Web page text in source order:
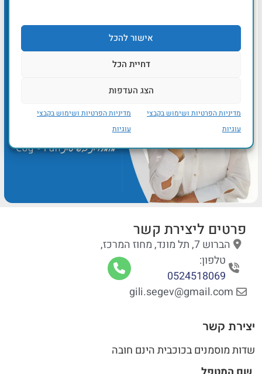
אישור להכל
דחיית הכל
הצג העדפות
מדיניות הפרטיות ושימוש בקבצי
עוגיות
מדיניות הפרטיות ושימוש בקבצי
עוגיות
פרטים ליצירת קשר
הברוש 7, תל מונד, מחוז המרכז,
טלפון:
0524518069
gili.segev@gmail.com
יצירת קשר
שדות מוסמנים בכוכבית הינם חובה